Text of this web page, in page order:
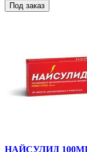
Под заказ
НАЙСУЛИД